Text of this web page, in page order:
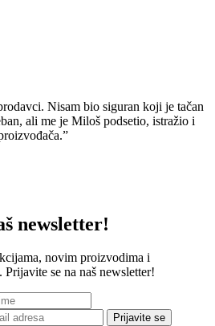
Nisam bio siguran koji je tačan
ali me je Miloš podsetio, istražio i
newsletter!
novim proizvodima i
Prijavite se na naš newsletter!
Prijavite se